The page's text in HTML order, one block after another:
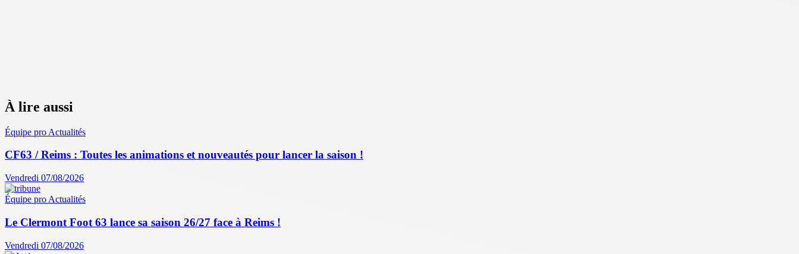
À lire aussi
Équipe pro Actualités
CF63 / Reims : Toutes les animations et nouveautés pour lancer la saison !
Vendredi 07/08/2026
Équipe pro Actualités
Le Clermont Foot 63 lance sa saison 26/27 face à Reims !
Vendredi 07/08/2026